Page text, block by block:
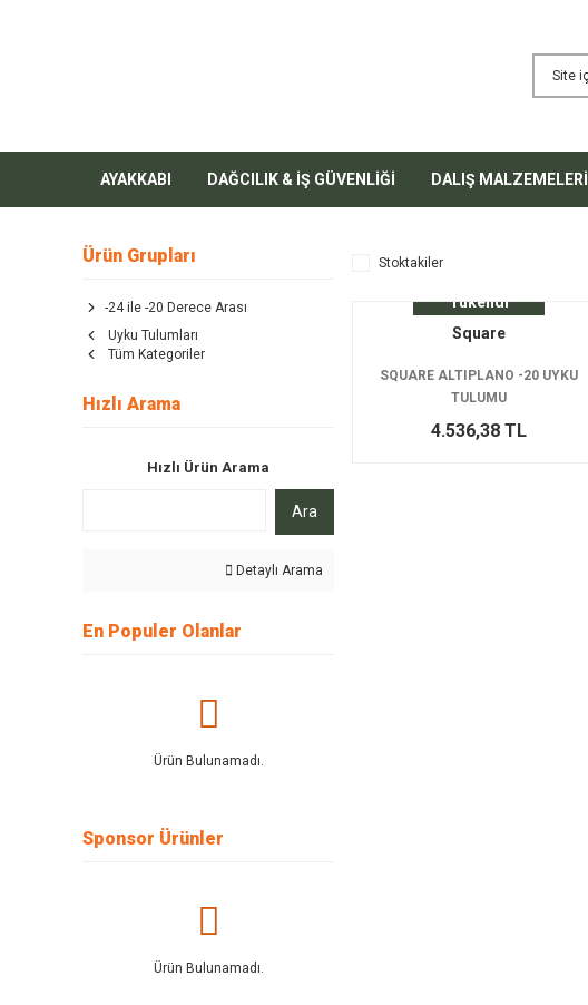
AYAKKABI DAĞCILIK & İŞ GÜVENLİĞİ DALIŞ MALZEMELERİ
Ürün Grupları
-24 ile -20 Derece Arası
Uyku Tulumları
Tüm Kategoriler
Hızlı Arama
Hızlı Ürün Arama
Ara
Detaylı Arama
En Populer Olanlar
Ürün Bulunamadı.
Sponsor Ürünler
Ürün Bulunamadı.
Stoktakiler
Tükendi
Square
SQUARE ALTIPLANO -20 UYKU
TULUMU
4.536,38 TL